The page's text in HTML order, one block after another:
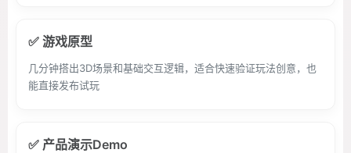
✅ 游戏原型
几分钟搭出3D场景和基础交互逻辑，适合快速验证玩法创意，也
能直接发布试玩
✅ 产品演示Demo